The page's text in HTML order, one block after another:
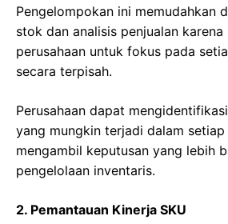
Pengelompokan ini memudahkan
stok dan analisis penjualan
perusahaan untuk fokus pada
secara terpisah.
Perusahaan dapat
yang mungkin terjadi dalam
mengambil keputusan yang lebih
pengelolaan inventaris.
2. Pemantauan Kinerja SKU